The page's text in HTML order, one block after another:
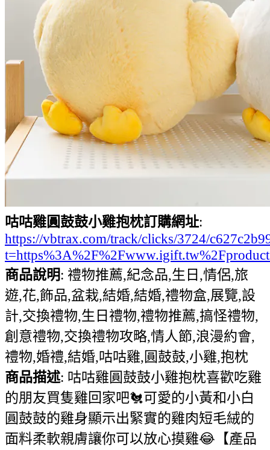
咕咕雞圓鼓鼓小雞抱枕訂購網址:
https://vbtrax.com/track/clicks/3724/
商品說明: 禮物推薦,紀念品,生日,情侶,旅
遊,花,飾品,盆栽,結婚,結婚,禮物盒,展覽,設
計,交換禮物,生日禮物,禮物推薦,搞怪禮物,
創意禮物,交換禮物攻略,情人節,浪漫約會,
禮物,婚禮,結婚,咕咕雞,圓鼓鼓,小雞,抱枕
商品描述: 咕咕雞圓鼓鼓小雞抱枕喜歡吃雞
的朋友買隻雞回家吧🐔可愛的小黃和小白
圓鼓鼓的雞身顯示出緊實的雞肉短毛絨的
面料柔軟親膚讓你可以放心摸雞😂【產品